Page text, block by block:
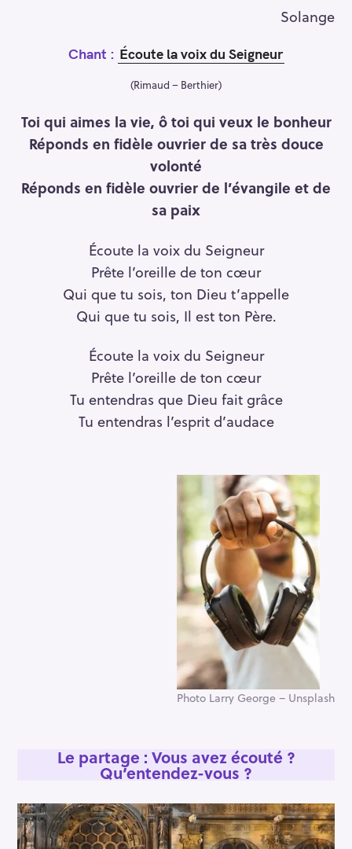
Solange
Chant : Écoute la voix du Seigneur
(Rimaud – Berthier)
Toi qui aimes la vie, ô toi qui veux le bonheur
Réponds en fidèle ouvrier de sa très douce
volonté
Réponds en fidèle ouvrier de l’évangile et de
sa paix
Écoute la voix du Seigneur
Prête l’oreille de ton cœur
Qui que tu sois, ton Dieu t’appelle
Qui que tu sois, Il est ton Père.
Écoute la voix du Seigneur
Prête l’oreille de ton cœur
Tu entendras que Dieu fait grâce
Tu entendras l’esprit d’audace
Photo Larry George – Unsplash
Le partage : Vous avez écouté ?
Qu’entendez-vous ?
e
c